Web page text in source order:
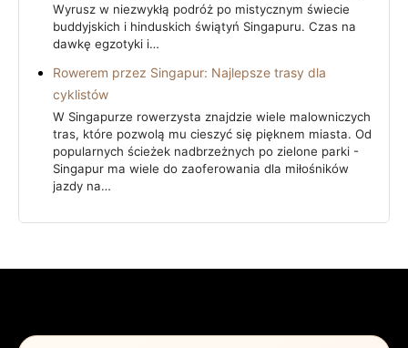
Wyrusz w niezwykłą podróż po mistycznym świecie
buddyjskich i hinduskich świątyń Singapuru. Czas na
dawkę egzotyki i…
Rowerem przez Singapur: Najlepsze trasy dla
cyklistów
W Singapurze rowerzysta znajdzie wiele malowniczych
tras, które pozwolą mu cieszyć się pięknem miasta. Od
popularnych ścieżek nadbrzeżnych po zielone parki -
Singapur ma wiele do zaoferowania dla miłośników
jazdy na…